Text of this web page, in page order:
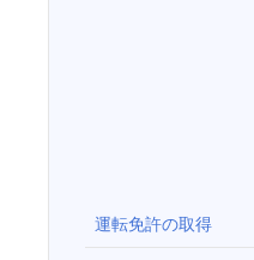
運転免許の取得